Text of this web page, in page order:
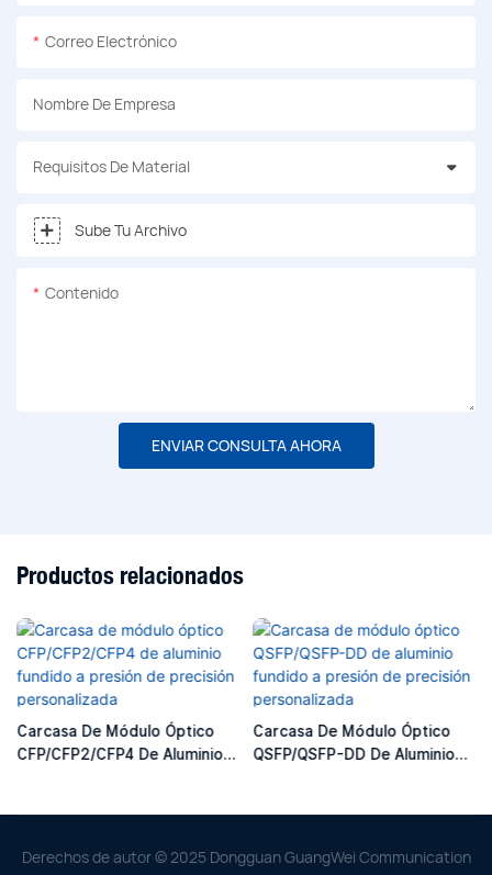
Correo Electrónico
Nombre De Empresa
Requisitos De Material
Sube Tu Archivo
Contenido
ENVIAR CONSULTA AHORA
Productos relacionados
Carcasa De Módulo Óptico
CFP/CFP2/CFP4 De Aluminio
Carcasa De Módulo Óptico
QSFP/QSFP-DD De Aluminio
Derechos de autor © 2025 Dongguan GuangWei Communication